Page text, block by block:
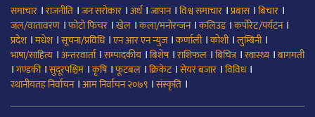
समाचार ।राजनीति ।जन सरोकार ।अर्थ।जापान।विश्व समाचार ।प्रबास।बिचार ।
जल/वातावरण ।फोटो फिचर ।खेल ।कला/मनोरन्जन।कलिउड।कर्पोरेट/पर्यटन।
प्रदेश।मधेश।सूचना/प्रविधि।एन आर एन न्युज।कर्णाली।कोशी।लुम्बिनी।
भाषा/साहित्य ।अन्तरवार्ता।सम्पादकीय ।बिशेष।राशिफल ।बिचित्र।स्वास्थ्य ।बागमती
।गण्डकी।सुदूरपश्चिम ।कृषि।फूटबल ।क्रिकेट।सेयर बजार ।विविध।
स्थानीयतह निर्वाचन।आम निर्वाचन २०७९ ।संस्कृति ।